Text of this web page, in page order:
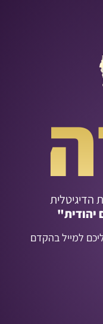
יהודית"
למייל בהקדם